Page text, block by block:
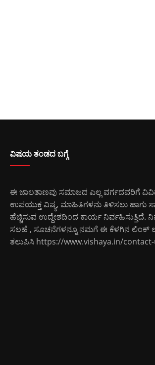
ವಿಷಯ ತಂಡದ ಬಗ್ಗೆ
ಈ ಜಾಲತಾಣವು ಸಮಾಜದ ಎಲ್ಲ ವರ್ಗದವರಿಗೆ
ಉಪಯುಕ್ತ ವಿಷ್ಯ, ಮಾಹಿತಿಗಳನು ತಿಳಿಸಲು ಹಾಗು
ಹೆಚ್ಚಿಸುವ ಉದ್ದೇಶದಿಂದ ಕಾರ್ಯ ನಿರ್ವಹಿಸುತ್ತಿದೆ.
ಸಲಹೆ , ಸೂಚನೆಗಳನ್ನೂ ನಮಗೆ ಈ ಕೆಳಗಿನ
ತಲುಪಿಸಿ https://www.vishaya.in/